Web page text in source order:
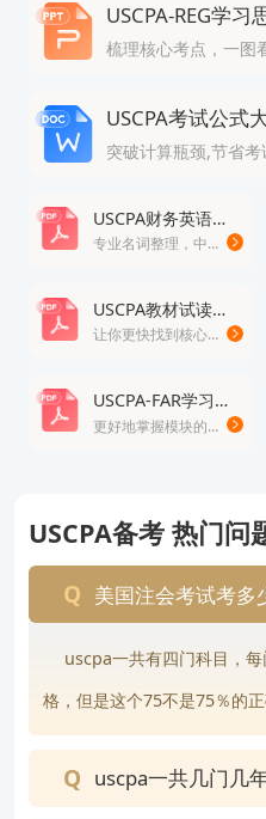
USCPA-REG学习
梳理核心考点，一图
USCPA考试公式
突破计算瓶颈,节省考
USCPA财务英语词典
专业名词整理，中英文对照
USCPA教材试读-BEC
让你更快找到核心考点
USCPA-FAR学习思维导图
更好地掌握模块的重点知识
USCPA备考 热门问
美国注会考试考多
uscpa一共有四门科目，
格，但是这个75不是75％的
uscpa一共几门几